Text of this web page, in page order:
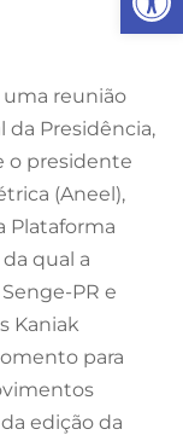
uma reunião
da Presidência,
o presidente
(Aneel),
Plataforma
qual a
PR e
Kaniak
para
edição da